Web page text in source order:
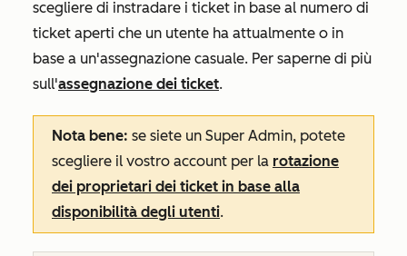
scegliere di instradare i ticket in base al numero di
ticket aperti che un utente ha attualmente o in
base a un'assegnazione casuale. Per saperne di più
sull'assegnazione dei ticket.
Nota bene: se siete un Super Admin, potete
scegliere il vostro account per la rotazione
dei proprietari dei ticket in base alla
disponibilità degli utenti.